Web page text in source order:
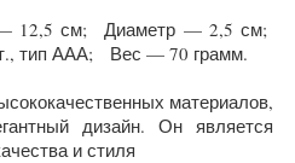
— 12,5 см; Диаметр — 2,5 см;
тип ААА; Вес — 70 грамм.
материалов,
дизайн. Он является
и стиля